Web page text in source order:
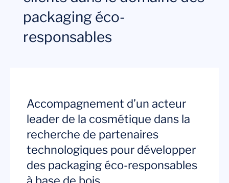
packaging éco-
responsables
Accompagnement d’un acteur
leader de la cosmétique dans la
recherche de partenaires
technologiques pour développer
des packaging éco-responsables